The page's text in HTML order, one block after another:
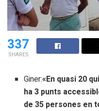
337
SHARES
Giner:«En quasi 20
ha 3 punts
de 35 persones en